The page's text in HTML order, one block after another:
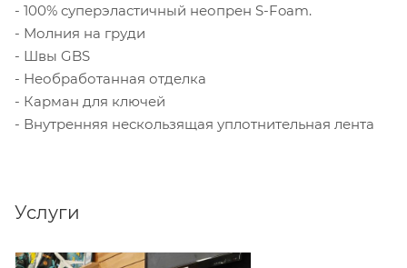
- 100% суперэластичный неопрен S-Foam.
- Молния на груди
- Швы GBS
- Необработанная отделка
- Карман для ключей
- Внутренняя нескользящая уплотнительная лента
Услуги